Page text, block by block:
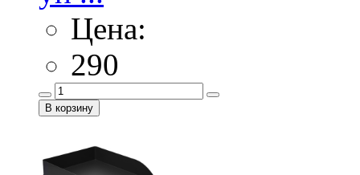
Цена:
290